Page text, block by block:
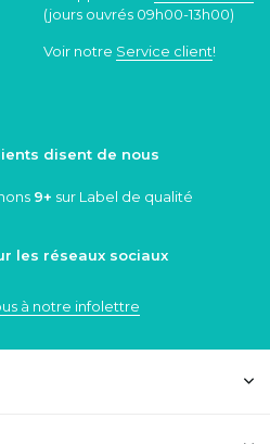
(jours ouvrés 09h00-13h00)
Voir notre Service client!
disent de nous
9+ sur Label de qualité
les réseaux sociaux
à notre infolettre